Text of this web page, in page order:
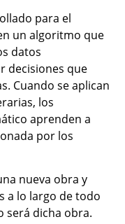
para el
un algoritmo que
datos
decisiones que
Cuando se aplican
los
aprenden a
por los
nueva obra y
a lo largo de todo
será dicha obra.